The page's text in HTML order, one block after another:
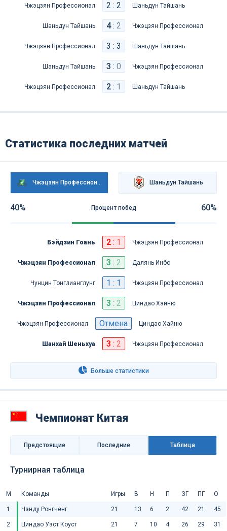
Чжэцзян Профессионал 2 : 2 Шаньдун Тайшань
Шаньдун Тайшань 4: 2 Чжэцзян Профессионал
Чжэцзян Профессионал 3 : 3 Шаньдун Тайшань
Шаньдун Тайшань 3 : 0 Чжэцзян Профессионал
Чжэцзян Профессионал 2: 1 Шаньдун Тайшань
Статистика последних матчей
Чжэцзян Профессионал Шаньдун Тайшань
40% Процент побед 60%
Бэйдзин Гоань 2: 1 Чжэцзян Профессионал
Чжэцзян Профессионал 3 : 2 Далянь Инбо
Чунцин Тонглианглунг 1 : 1 Чжэцзян Профессионал
Чжэцзян Профессионал 3 : 2 Циндао Хайню
Чжэцзян Профессионал Отмена Циндао Хайню
Шанхай Шеньхуа 3 : 2 Чжэцзян Профессионал
Больше статистики
Чемпионат Китая
Предстоящие Последниe Таблица
Турнирная таблица
М Команды Игры В Н П ЗГ ПГ О
1 Чэнду Ронгченг 21 13 6 2 42 21 45
2 Циндао Уэст Коуст 21 7 10 4 26 29 31